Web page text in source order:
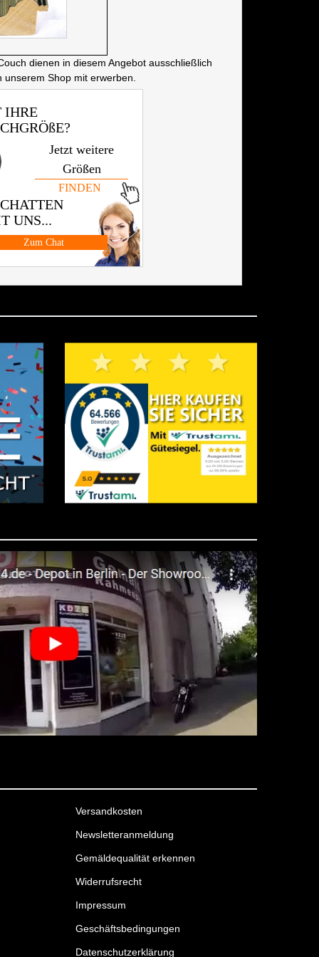
dienen in diesem Angebot ausschließlich
Shop mit erwerben.
IHRE
Jetzt weitere
Größen
FINDEN
UNS...
Zum Chat
Versandkosten
Newsletteranmeldung
Gemäldequalität erkennen
Widerrufsrecht
Impressum
Geschäftsbedingungen
Datenschutzerklärung